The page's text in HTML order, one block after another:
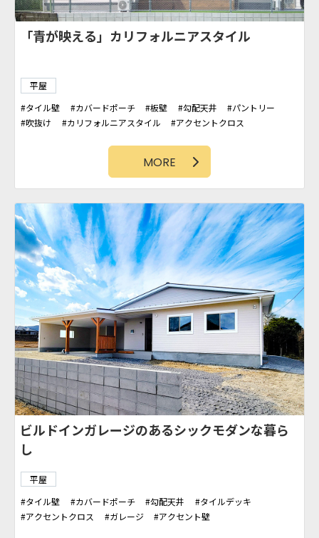
土間スペース
和室 シューズクローク
MORE
ビルドインガレージのあるシックモダンな暮ら
し
平屋
タイル壁
カバードポーチ 勾配天井
タイルデッキ
アクセントクロス
ガレージ
アクセント壁
シューズクローク
MORE